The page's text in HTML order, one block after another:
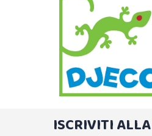
ISCRIVITI